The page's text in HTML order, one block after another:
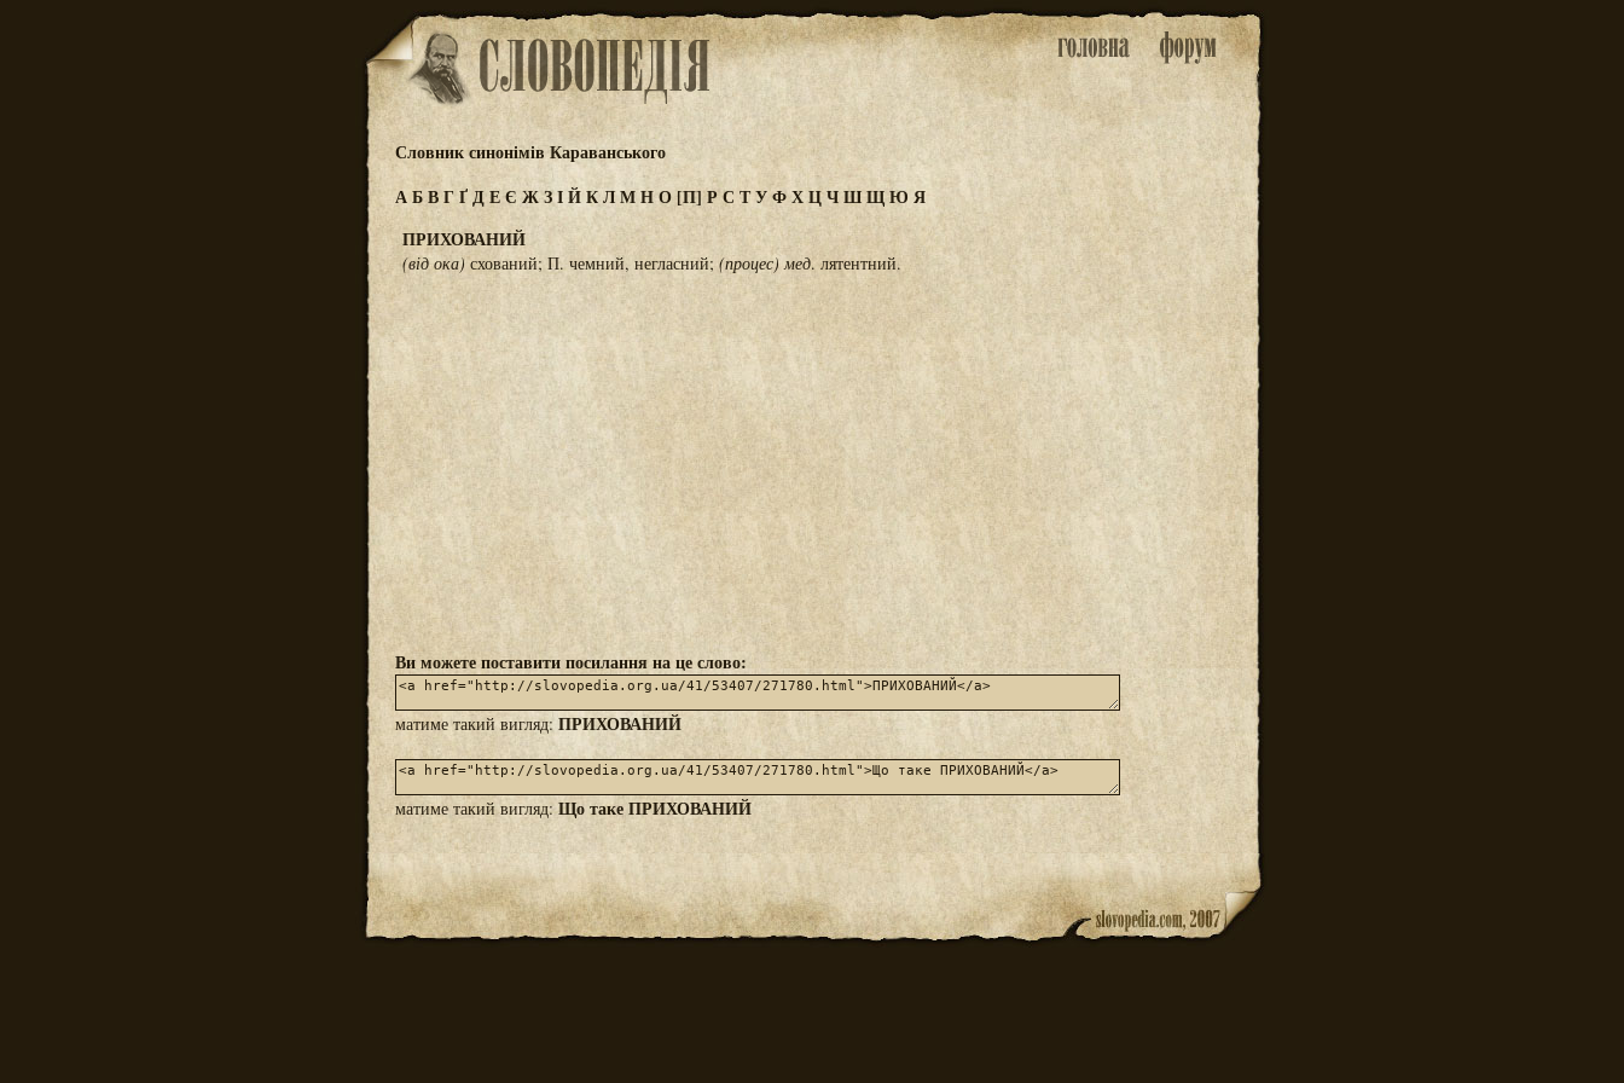
Словник синонімів Караванського
АБВГҐДЕЄ ЖЗІЙКЛМНО[П] РС ТУФХЦЧШЩЮ Я
ПРИХОВАНИЙ
(від ока)схований; П. чемний, негласний;(процес) мед. лятентний.
Ви можете поставити посилання на це слово:
матиме такий вигляд: ПРИХОВАНИЙ
матиме такий вигляд:Що таке ПРИХОВАНИЙ